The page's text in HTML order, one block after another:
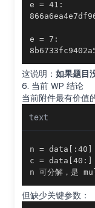
这说明： 如果题目
6. 当前 WP 结论
当前附件最有价值
text
n 可分解，是
但缺少关键参数：